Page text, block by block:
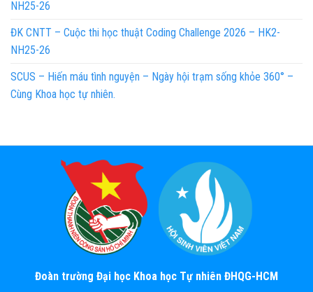
NH25-26
ĐK CNTT – Cuộc thi học thuật Coding Challenge 2026 – HK2-
NH25-26
SCUS – Hiến máu tình nguyện – Ngày hội trạm sống khỏe 360° –
Cùng Khoa học tự nhiên.
Đoàn trường Đại học Khoa học Tự nhiên ĐHQG-HCM